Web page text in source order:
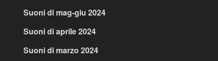
Suoni di mag-giu 2024
Suoni di aprile 2024
Suoni di marzo 2024